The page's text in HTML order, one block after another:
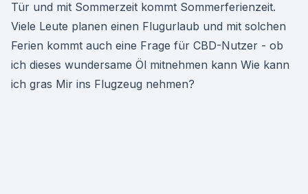
Tür und mit Sommerzeit kommt Sommerferienzeit.
Viele Leute planen einen Flugurlaub und mit solchen
Ferien kommt auch eine Frage für CBD-Nutzer - ob
ich dieses wundersame Öl mitnehmen kann Wie kann
ich gras Mir ins Flugzeug nehmen?